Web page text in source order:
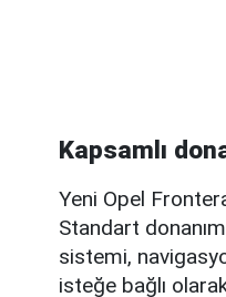
Kapsamlı
Yeni Opel
Standart
sistemi,
isteğe bağlı